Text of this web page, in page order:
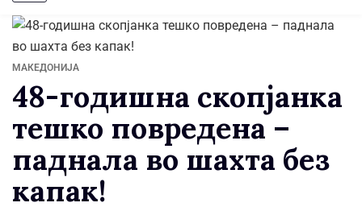
МАКЕДОНИЈА
48-годишна скопјанка
тешко повредена –
паднала во шахта без
капак!